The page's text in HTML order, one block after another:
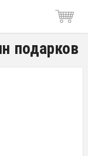
подарков